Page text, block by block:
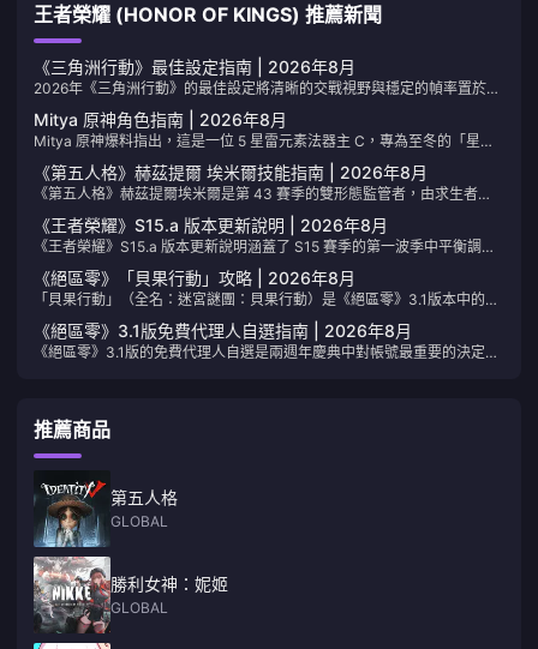
王者榮耀 (HONOR OF KINGS) 推薦新聞
《三角洲行動》最佳設定指南 | 2026年8月
2026年《三角洲行動》的最佳設定將清晰的交戰視野與穩定的幀率置於最
高畫質之上。本頁面列出了顯示、畫面、靈敏度、音效和系統數值，您可
以直接照抄設定。我們會隨著遊戲更新調整選單內容而更新表格，建議將
此頁面加入書籤。
Mitya 原神角色指南 | 2026年8月
Mitya 原神爆料指出，這是一位 5 星雷元素法器主 C，專為至冬的「星
導」（Stellar Conduct）體系打造。本頁面持續追蹤他的技能組、神之眼
傳聞、最佳隊友、武器搭配與抽卡規劃。每次測試服（Beta）更新後歡迎
隨時回來查看最新資訊。
《第五人格》赫茲提爾 埃米爾技能指南 | 2026年8月
《第五人格》赫茲提爾埃米爾是第 43 賽季的雙形態監管者，由求生者
「病患」埃米爾在黛爾菲治療失敗後異變而成。請將此頁面加入書籤。隨
著網易最終確定正式服技能數組，我們將持續更新技能數值、解鎖費用與
追擊流程。
《王者榮耀》S15.a 版本更新說明 | 2026年8月
《王者榮耀》S15.a 版本更新說明涵蓋了 S15 賽季的第一波季中平衡調
整，已於 2026 年 7 月 30 日正式上線。請將此頁面加入書籤，當下一個
英雄通行證推出時，我們將會更新表格內容。
《絕區零》「貝果行動」攻略 | 2026年8月
「貝果行動」（全名：迷宮謎團：貝果行動）是《絕區零》3.1版本中的常
駐撤離模式。玩家將深入遭到侵蝕的空洞，在作戰途中整備裝備、搜刮貴
重物品，並在計時結束前撤離。本頁面將隨著季度委託、商店庫存與地圖
規則的變動隨時更新。
《絕區零》3.1版免費代理人自選指南 | 2026年8月
《絕區零》3.1版的免費代理人自選是兩週年慶典中對帳號最重要的決定：
推薦商品
第五人格
GLOBAL
勝利女神：妮姬
GLOBAL